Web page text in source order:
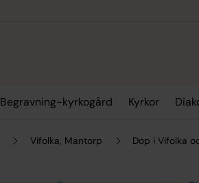
Begravning-kyrkogård Kyrkor
Vifolka, Mantorp Dop i Vifolka